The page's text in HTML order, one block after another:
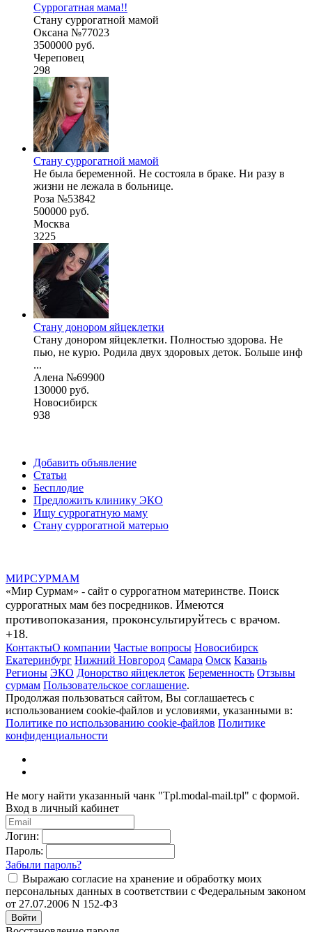
Суррогатная мама!!
Стану суррогатной мамой
Оксана №77023
3500000 руб.
Череповец
298
Стану суррогатной мамой
Не была беременной. Не состояла в браке. Ни разу в
жизни не лежала в больнице.
Роза №53842
500000 руб.
Москва
3225
Стану донором яйцеклетки
Стану донором яйцеклетки. Полностью здорова. Не
пью, не курю. Родила двух здоровых деток. Больше инф
...
Алена №69900
130000 руб.
Новосибирск
938
Добавить объявление
Статьи
Бесплодие
Предложить клинику ЭКО
Ищу суррогатную маму
Стану суррогатной матерью
МИРСУРМАМ
«Мир Сурмам» - сайт о суррогатном материнстве. Поиск
суррогатных мам без посредников. Имеются
противопоказания, проконсультируйтесь с врачом.
+18.
КонтактыО компании Частые вопросы Новосибирск
Екатеринбург Нижний Новгород Самара Омск Казань
Регионы ЭКО Донорство яйцеклеток Беременность Отзывы
сурмам Пользовательское соглашение.
Продолжая пользоваться сайтом, Вы соглашаетесь с
использованием cookie-файлов и условиями, указанными в:
Политике по использованию cookie-файлов Политике
конфиденциальности
Не могу найти указанный чанк "Tpl.modal-mail.tpl" с формой.
Вход в личный кабинет
Логин:
Пароль:
Забыли пароль?
Выражаю согласие на хранение и обработку моих
персональных данных в соответствии с Федеральным законом
от 27.07.2006 N 152-ФЗ
Войти